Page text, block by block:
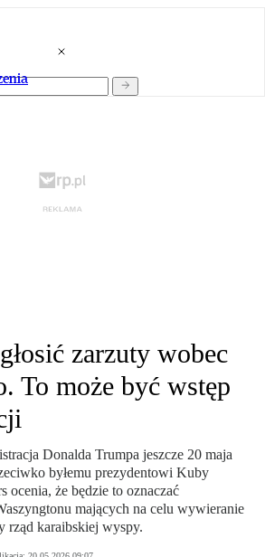
zarzuty wobec
To może być wstęp
Donalda Trumpa jeszcze 20 maja
byłemu prezydentowi Kuby
ocenia, że będzie to oznaczać
mających na celu wywieranie
rząd karaibskiej wyspy.